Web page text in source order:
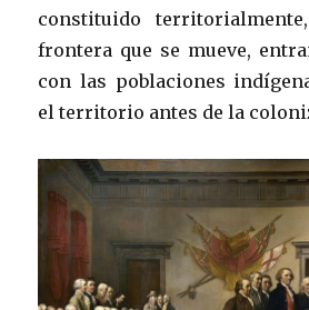
constituido
frontera que se mueve,
con las poblaciones
el territorio antes de la